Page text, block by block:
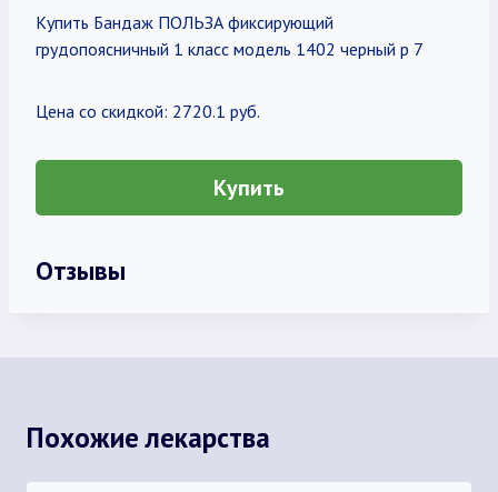
Купить Бандаж ПОЛЬЗА фиксирующий
грудопоясничный 1 класс модель 1402 черный р 7
Цена со скидкой: 2720.1 руб.
Купить
Отзывы
Похожие лекарства